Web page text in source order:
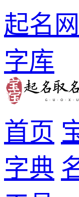
起名网
字库
首页
字典